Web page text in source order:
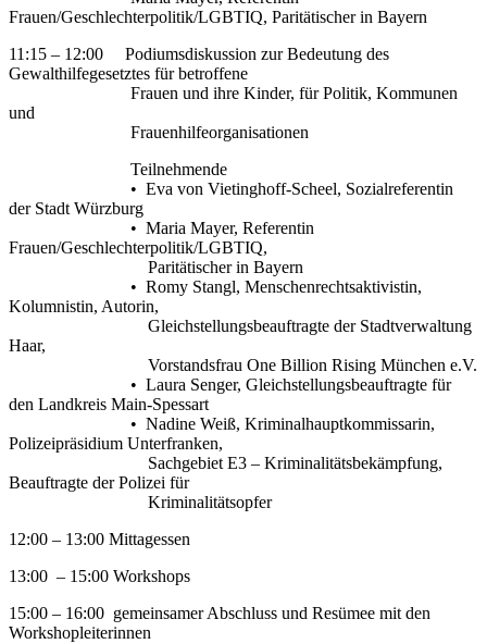
Frauen/Geschlechterpolitik/LGBTIQ, Paritätischer in Bayern
11:15 – 12:00 Podiumsdiskussion zur Bedeutung des
Gewalthilfegesetztes für betroffene
Frauen und ihre Kinder, für Politik, Kommunen
und
Frauenhilfeorganisationen
Teilnehmende
• Eva von Vietinghoff-Scheel, Sozialreferentin
der Stadt Würzburg
• Maria Mayer, Referentin
Frauen/Geschlechterpolitik/LGBTIQ,
Paritätischer in Bayern
• Romy Stangl, Menschenrechtsaktivistin,
Kolumnistin, Autorin,
Gleichstellungsbeauftragte der Stadtverwaltung
Haar,
Vorstandsfrau One Billion Rising München e.V.
• Laura Senger, Gleichstellungsbeauftragte für
den Landkreis Main-Spessart
• Nadine Weiß, Kriminalhauptkommissarin,
Polizeipräsidium Unterfranken,
Sachgebiet E3 – Kriminalitätsbekämpfung,
Beauftragte der Polizei für
Kriminalitätsopfer
12:00 – 13:00 Mittagessen
13:00 – 15:00 Workshops
15:00 – 16:00 gemeinsamer Abschluss und Resümee mit den
Workshopleiterinnen